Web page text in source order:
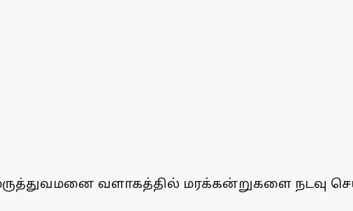
வளாகத்தில் மரக்கன்றுகளை நடவு